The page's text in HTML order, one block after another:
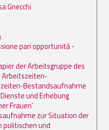
Gnecchi
pari opportunità -
der Arbeitsgruppe des
Arbeitszeiten-
Bestandsaufnahme
und Erhebung
Frauen'
zur Situation der
politischen und